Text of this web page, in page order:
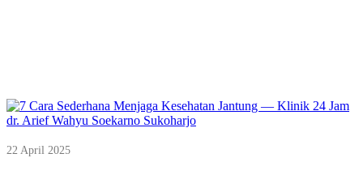
22 April 2025